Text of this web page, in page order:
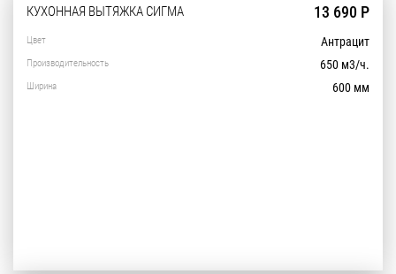
КУХОННАЯ ВЫТЯЖКА СИГМА 13 690 Р
Цвет Антрацит
Производительность 650 м3/ч.
Ширина 600 мм